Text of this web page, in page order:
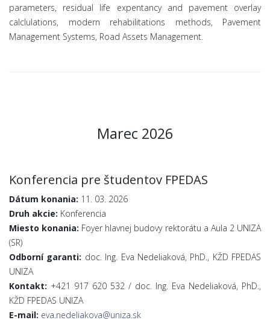
parameters, residual life expentancy and pavement overlay
calclulations, modern rehabilitations methods, Pavement
Management Systems, Road Assets Management.
Marec 2026
Konferencia pre študentov FPEDAS
Dátum konania: 11. 03. 2026
Druh akcie: Konferencia
Miesto konania: Foyer hlavnej budovy rektorátu a Aula 2 UNIZA
(SR)
Odborní garanti: doc. Ing. Eva Nedeliaková, PhD., KŽD FPEDAS
UNIZA
Kontakt: +421 917 620 532 / doc. Ing. Eva Nedeliaková, PhD.,
KŽD FPEDAS UNIZA
E-mail: eva.nedeliakova@uniza.sk